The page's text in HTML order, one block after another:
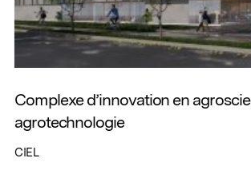
Complexe d’innovation en
agrotechnologie
CIEL